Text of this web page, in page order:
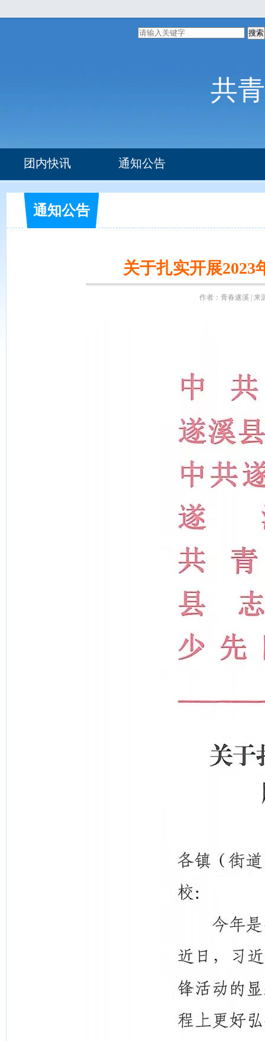
搜索
共
团内快讯 通知公告
通知公告
关于扎实开展
作者：青春遂溪 | 来